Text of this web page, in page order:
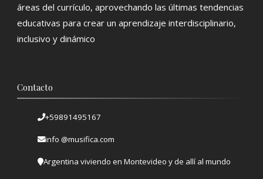
áreas del currículo, aprovechando las últimas tendencias
educativas para crear un aprendizaje interdisciplinario,
inclusivo y dinámico
Contacto
+59891495167
info @musifica.com
Argentina viviendo en Montevideo y de allí al mundo